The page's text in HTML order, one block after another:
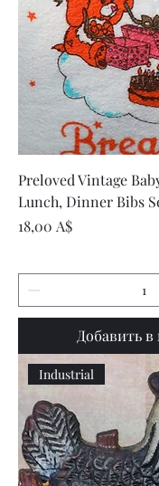
Preloved Vintage
Lunch, Dinner Bibs
Цена
18,00 A$
Добавить в
Industrial